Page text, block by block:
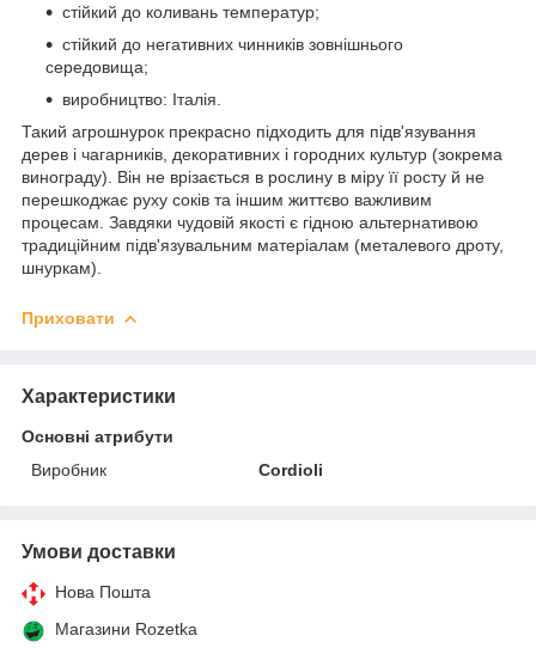
стійкий до коливань температур;
стійкий до негативних чинників зовнішнього
середовища;
виробництво: Італія.
Такий агрошнурок прекрасно підходить для підв'язування
дерев і чагарників, декоративних і городних культур (зокрема
винограду). Він не врізається в рослину в міру її росту й не
перешкоджає руху соків та іншим життєво важливим
процесам. Завдяки чудовій якості є гідною альтернативою
традиційним підв'язувальним матеріалам (металевого дроту,
шнуркам).
Приховати
Характеристики
Основні атрибути
Виробник
Cordioli
Умови доставки
Нова Пошта
Магазини Rozetka